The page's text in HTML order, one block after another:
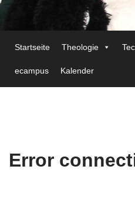
Startseite Theologie
ecampus Kalender
Error